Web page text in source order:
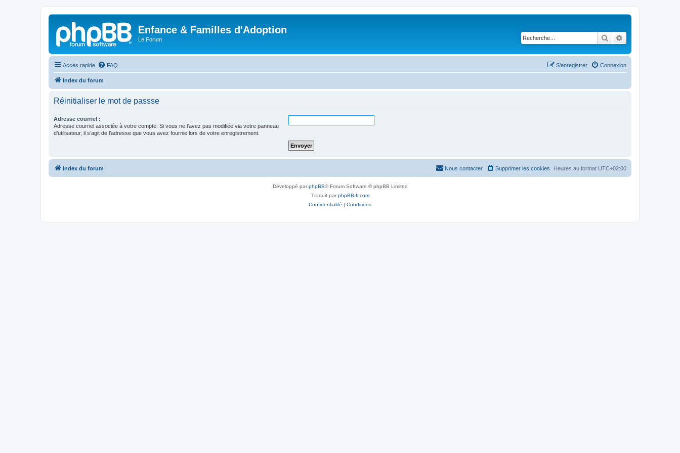
Enfance & Familles d'Adoption
Le Forum Rechercher
Accès rapide FAQ Connexion
S’enregistrer
Index du forum
Réinitialiser le mot de passse
Adresse courriel :
Adresse courriel associée à votre compte. Si vous ne l’avez pas modifiée via votre panneau
d’utilisateur, il s’agit de l’adresse que vous avez fournie lors de votre enregistrement.
Index du forum Heures au format UTC+02:00
Supprimer les cookies
Nous contacter
Développé parphpBB® Forum Software © phpBB Limited
Traduit parphpBB-fr.com
Confidentialité | Conditions